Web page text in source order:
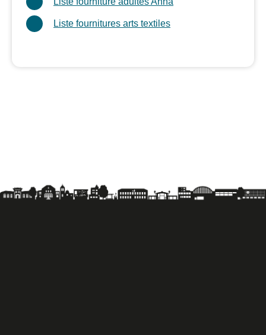
Liste fournitures arts textiles